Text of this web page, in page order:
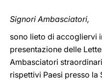
Signori Ambasciatori,
sono lieto di accogliervi
presentazione delle
Ambasciatori
rispettivi Paesi presso la